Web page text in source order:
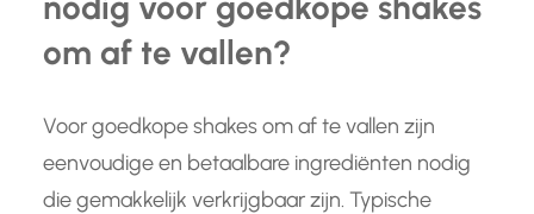
om af te vallen?
Voor goedkope shakes om af te vallen zijn
eenvoudige en betaalbare ingrediënten nodig
die gemakkelijk verkrijgbaar zijn. Typische